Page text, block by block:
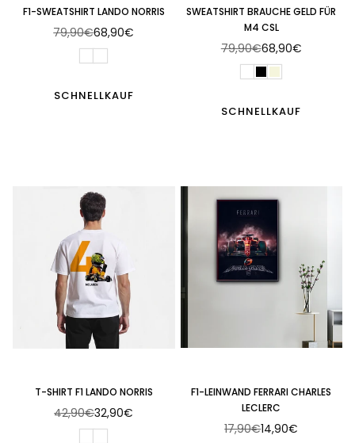
F1-SWEATSHIRT LANDO NORRIS
Normaler
79,90€68,90€
SCHNELLKAUF
SWEATSHIRT BRAUCHE GELD FÜR
M4 CSL
Normaler
Preis
79,90€68,90€
SCHNELLKAUF
T-SHIRT F1 LANDO NORRIS
Normaler
Preis
42,90€32,90€
F1-LEINWAND FERRARI CHARLES
LECLERC
Normaler
17,90€14,90€